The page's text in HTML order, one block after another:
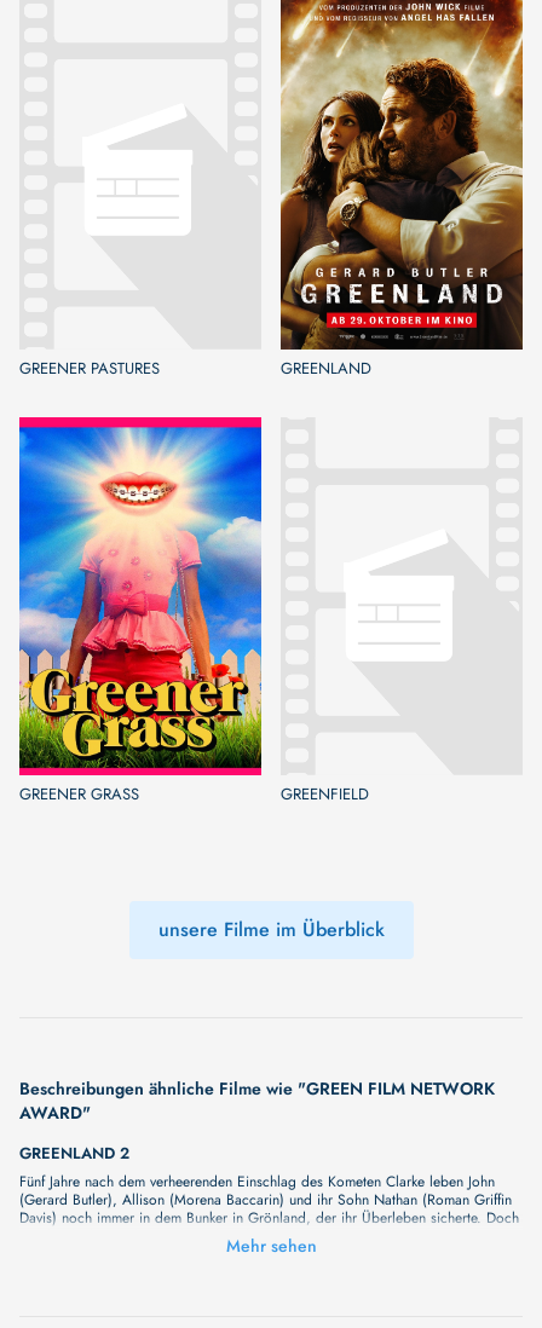
GREENER PASTURES GREENLAND
GREENER GRASS GREENFIELD
unsere Filme im Überblick
Beschreibungen ähnliche Filme wie "GREEN FILM NETWORK
AWARD"
GREENLAND 2
Fünf Jahre nach dem verheerenden Einschlag des Kometen Clarke leben John
(Gerard Butler), Allison (Morena Baccarin) und ihr Sohn Nathan (Roman Griffin
Davis) noch immer in dem Bunker in Grönland, der ihr Überleben sicherte. Doch
Frieden finden sie hier nicht: Luft und Wasser sind verseucht, Strahlungsstürme
wüten über die Oberfläche und Fragmente des Kometen schweben noch immer
Mehr sehen